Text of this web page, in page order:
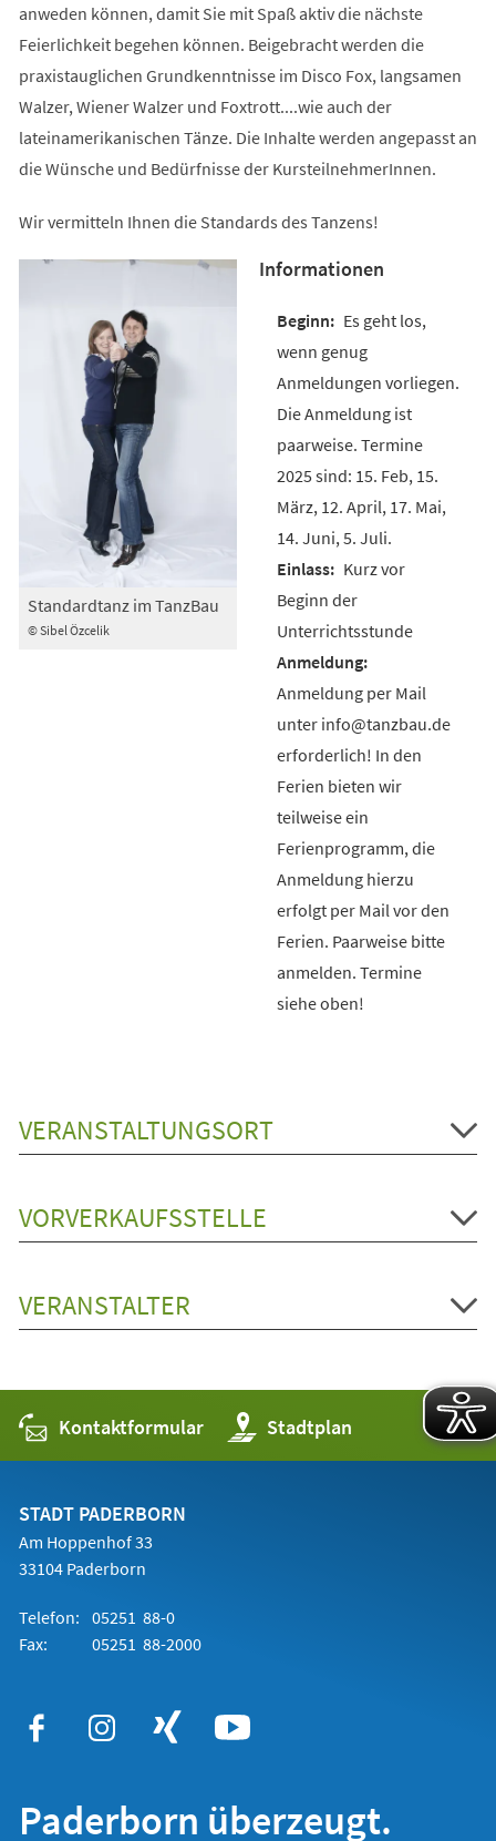
anweden können, damit Sie mit Spaß aktiv die nächste
Feierlichkeit begehen können. Beigebracht werden die
praxistauglichen Grundkenntnisse im Disco Fox, langsamen
Walzer, Wiener Walzer und Foxtrott....wie auch der
lateinamerikanischen Tänze. Die Inhalte werden angepasst an
die Wünsche und Bedürfnisse der KursteilnehmerInnen.
Wir vermitteln Ihnen die Standards des Tanzens!
© Sibel Özcelik
Standardtanz im TanzBau
Informationen
Es geht los,
wenn genug
Anmeldungen vorliegen.
Die Anmeldung ist
paarweise. Termine
2025 sind: 15. Feb, 15.
März, 12. April, 17. Mai,
14. Juni, 5. Juli.
Kurz vor
Beginn der
Unterrichtsstunde
Anmeldung per Mail
unter info@tanzbau.de
erforderlich! In den
Ferien bieten wir
teilweise ein
Ferienprogramm, die
Anmeldung hierzu
erfolgt per Mail vor den
Ferien. Paarweise bitte
anmelden. Termine
siehe oben!
VERANSTALTUNGSORT
VORVERKAUFSSTELLE
VERANSTALTER
Kontaktformular Stadtplan
(Öffnet
in
einem
STADT PADERBORN
Am Hoppenhof 33
33104 Paderborn
Telefon: 05251 88-0
Fax:
05251 88-2000
Paderborn überzeugt.